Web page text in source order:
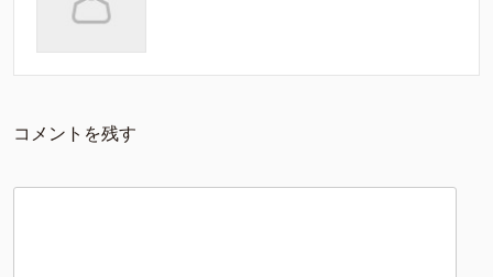
コメントを残す